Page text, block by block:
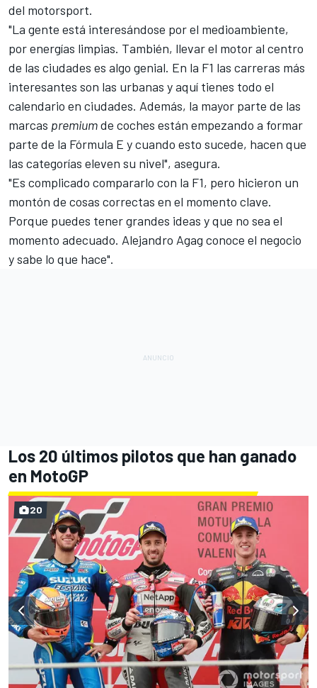
del motorsport.
"La gente está interesándose por el medioambiente,
por energías limpias. También, llevar el motor al centro
de las ciudades es algo genial. En la F1 las carreras más
interesantes son las urbanas y aquí tienes todo el
calendario en ciudades. Además, la mayor parte de las
marcas premiumde coches están empezando a formar
parte de la Fórmula E y cuando esto sucede, hacen que
las categorías eleven su nivel", asegura.
"Es complicado compararlo con la F1, pero hicieron un
montón de cosas correctas en el momento clave.
Porque puedes tener grandes ideas y que no sea el
momento adecuado. Alejandro Agag conoce el negocio
y sabe lo que hace".
Los 20 últimos pilotos que han ganado
en MotoGP
20